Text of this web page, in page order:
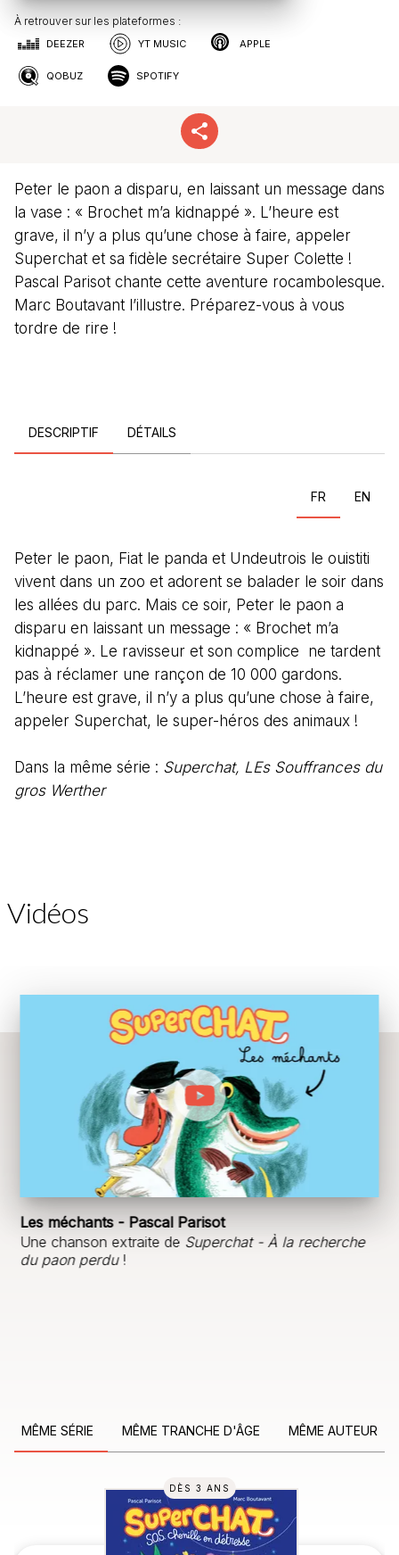
Peter le paon a disparu, en laissant un message dans
la vase : « Brochet m’a kidnappé ». L’heure est
grave, il n’y a plus qu’une chose à faire, appeler
Superchat et sa fidèle secrétaire Super Colette !
Pascal Parisot chante cette aventure rocambolesque.
Marc Boutavant l’illustre. Préparez-vous à vous
tordre de rire !
À retrouver sur les plateformes :
DEEZER YT MUSIC APPLE
QOBUZ SPOTIFY
DESCRIPTIF DÉTAILS
FR EN
Peter le paon, Fiat le panda et Undeutrois le ouistiti
vivent dans un zoo et adorent se balader le soir dans
les allées du parc. Mais ce soir, Peter le paon a
disparu en laissant un message : « Brochet m’a
kidnappé ». Le ravisseur et son complice ne tardent
pas à réclamer une rançon de 10 000 gardons.
L’heure est grave, il n’y a plus qu’une chose à faire,
appeler Superchat, le super-héros des animaux !
Dans la même série : Superchat, LEs Souffrances du
gros Werther
Vidéos
Les méchants - Pascal Parisot
Une chanson extraite de Superchat - À la recherche
du paon perdu!
MÊME SÉRIE MÊME TRANCHE D'ÂGE MÊME AUTEUR
DÈS 3 ANS